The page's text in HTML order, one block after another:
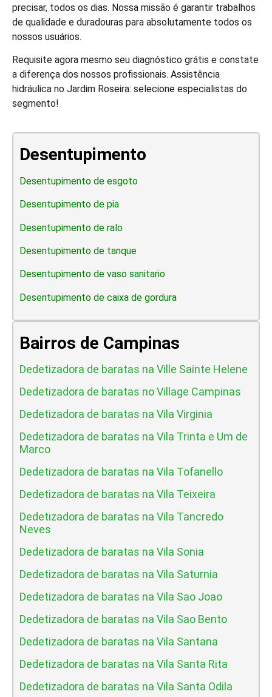
precisar, todos os dias. Nossa missão é garantir trabalhos
de qualidade e duradouras para absolutamente todos os
nossos usuários.
Requisite agora mesmo seu diagnóstico grátis e constate
a diferença dos nossos profissionais. Assistência
hidráulica no Jardim Roseira: selecione especialistas do
segmento!
Desentupimento
Desentupimento de esgoto
Desentupimento de pia
Desentupimento de ralo
Desentupimento de tanque
Desentupimento de vaso sanitario
Desentupimento de caixa de gordura
Bairros de Campinas
Dedetizadora de baratas na Ville Sainte Helene
Dedetizadora de baratas no Village Campinas
Dedetizadora de baratas na Vila Virginia
Dedetizadora de baratas na Vila Trinta e Um de
Marco
Dedetizadora de baratas na Vila Tofanello
Dedetizadora de baratas na Vila Teixeira
Dedetizadora de baratas na Vila Tancredo
Neves
Dedetizadora de baratas na Vila Sonia
Dedetizadora de baratas na Vila Saturnia
Dedetizadora de baratas na Vila Sao Joao
Dedetizadora de baratas na Vila Sao Bento
Dedetizadora de baratas na Vila Santana
Dedetizadora de baratas na Vila Santa Rita
Dedetizadora de baratas na Vila Santa Odila